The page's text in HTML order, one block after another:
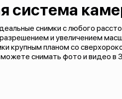
система
снимки с любого
и увеличением
крупным планом со
снимать фото и видео в